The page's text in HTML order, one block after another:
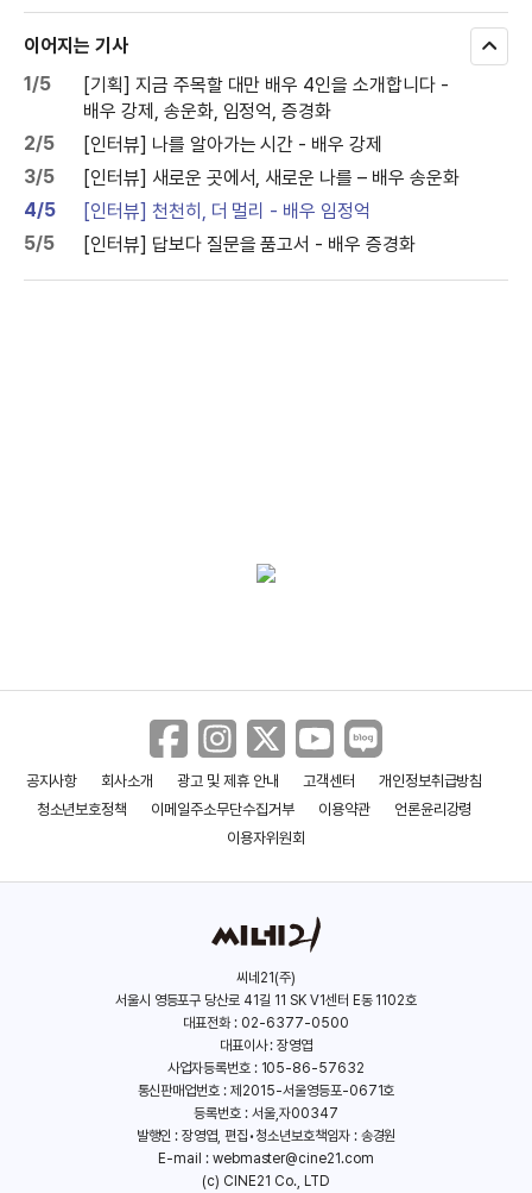
이어지는 기사
1/5
[기획] 지금 주목할 대만 배우 4인을 소개합니다 -
배우 강제, 송운화, 임정억, 증경화
2/5
[인터뷰] 나를 알아가는 시간 - 배우 강제
3/5
[인터뷰] 새로운 곳에서, 새로운 나를 – 배우 송운화
4/5
[인터뷰] 천천히, 더 멀리 - 배우 임정억
5/5
[인터뷰] 답보다 질문을 품고서 - 배우 증경화
모
공지사항 회사소개 광고 및 제휴 안내 고객센터
개인정보취급방침
청소년보호정책
이메일주소무단수집거부 이용약관
언론윤리강령
이용자위원회
씨네21(주)
서울시 영등포구 당산로 41길 11 SK V1센터 E동 1102호
대표전화 : 02-6377-0500
대표이사 : 장영엽
사업자등록번호 : 105-86-57632
통신판매업번호 : 제2015-서울영등포-0671호
등록번호 : 서울,자00347
발행인 : 장영엽, 편집•청소년보호책임자 : 송경원
E-mail : webmaster@cine21.com
(c) CINE21 Co., LTD